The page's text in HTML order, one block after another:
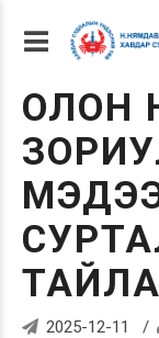
ОЛОН
2025-12-11